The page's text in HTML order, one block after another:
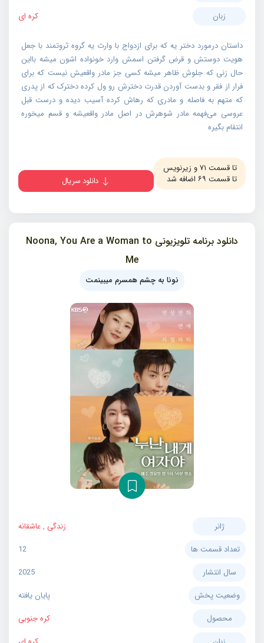
زبان
کره ای
داستان درمورد دختر یه که برای ازدواج با وارث یه گروه ثروتمند با جعل
هویت دوستش و قرض گرفتن اسمش وارد خونواده اشون میشه بااین
حال زنی که جلوش ظاهر میشه کسی جز مادر واقعیش نیست که برای
فرار از فقر و بدست آوردن قدرت دخترش رو ول کرده دخترک که از پدری
که متهم به فاصله و مادری که رهاش کرده آسیب دیده و درست قبل
عروسی می‌فهمه مادر شوهرش در اصل مادر واقعیشه و قسم میخوره
انتقام بگیره
تا قسمت ۷۱ و زیرنویس
تا قسمت ۶۹ اضافه شد
دانلود سریال
دانلود برنامه تلویزیونی Noona, You Are a Woman to
Me
نونا به چشم همسرم میبینمت
ژانر زندگی ,عاشقانه
تعداد قسمت ها
12
سال انتشار
2025
وضعیت پخش
پایان یافته
محصول
کره جنوبی